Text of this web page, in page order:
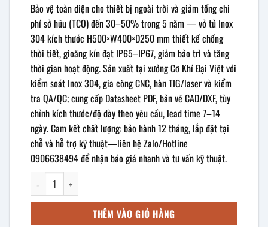
Bảo vệ toàn diện cho thiết bị ngoài trời và giảm tổng chi
phí sở hữu (TCO) đến 30–50% trong 5 năm — vỏ tủ Inox
304 kích thước H500×W400×D250 mm thiết kế chống
thời tiết, gioăng kín đạt IP65–IP67, giảm bảo trì và tăng
thời gian hoạt động. Sản xuất tại xưởng Cơ Khí Đại Việt với
kiểm soát Inox 304, gia công CNC, hàn TIG/laser và kiểm
tra QA/QC; cung cấp Datasheet PDF, bản vẽ CAD/DXF, tùy
chỉnh kích thước/độ dày theo yêu cầu, lead time 7–14
ngày. Cam kết chất lượng: bảo hành 12 tháng, lắp đặt tại
chỗ và hỗ trợ kỹ thuật—liên hệ Zalo/Hotline
0906638494 để nhận báo giá nhanh và tư vấn kỹ thuật.
Vỏ tủ điện inox ngoài trời 500x400x250mm số lượng
THÊM VÀO GIỎ HÀNG